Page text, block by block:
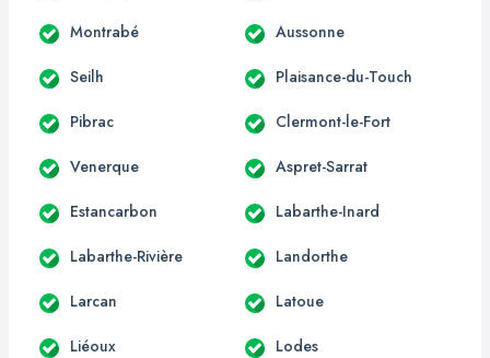
Montrabé Aussonne
Seilh Plaisance-du-Touch
Pibrac Clermont-le-Fort
Venerque Aspret-Sarrat
Estancarbon Labarthe-Inard
Labarthe-Rivière Landorthe
Larcan Latoue
Liéoux Lodes